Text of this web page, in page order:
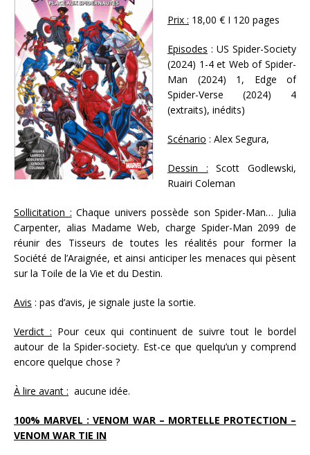
Prix : 18,00 € I 120 pages
Episodes : US Spider-Society
(2024) 1-4 et Web of Spider-
Man (2024) 1, Edge of
Spider-Verse (2024) 4
(extraits), inédits)
Scénario : Alex Segura,
Dessin : Scott Godlewski,
Ruairi Coleman
Sollicitation : Chaque univers possède son Spider-Man… Julia
Carpenter, alias Madame Web, charge Spider-Man 2099 de
réunir des Tisseurs de toutes les réalités pour former la
Société de l’Araignée, et ainsi anticiper les menaces qui pèsent
sur la Toile de la Vie et du Destin.
Avis : pas d’avis, je signale juste la sortie.
Verdict : Pour ceux qui continuent de suivre tout le bordel
autour de la Spider-society. Est-ce que quelqu’un y comprend
encore quelque chose ?
À lire avant : aucune idée.
100% MARVEL : VENOM WAR – MORTELLE PROTECTION –
VENOM WAR TIE IN